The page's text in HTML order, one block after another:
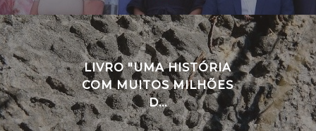
LIVRO "UMA HISTÓRIA
COM MUITOS MILHÕES
D...